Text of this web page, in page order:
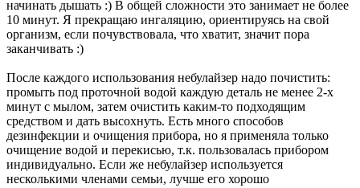
начинать дышать :) В общей сложности это занимает не более
10 минут. Я прекращаю ингаляцию, ориентируясь на свой
организм, если почувствовала, что хватит, значит пора
заканчивать :)
После каждого использования небулайзер надо почистить:
промыть под проточной водой каждую деталь не менее 2-х
минут с мылом, затем очистить каким-то подходящим
средством и дать высохнуть. Есть много способов
дезинфекции и очищения прибора, но я применяла только
очищение водой и перекисью, т.к. пользовалась прибором
индивидуально. Если же небулайзер используется
несколькими членами семьи, лучше его хорошо